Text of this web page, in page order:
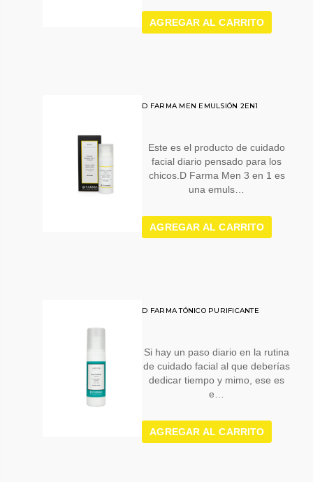
AGREGAR AL CARRITO
D FARMA MEN EMULSIÓN 2EN1
Este es el producto de cuidado
facial diario pensado para los
chicos.D Farma Men 3 en 1 es
una emuls…
AGREGAR AL CARRITO
D FARMA TÓNICO PURIFICANTE
Si hay un paso diario en la rutina
de cuidado facial al que deberías
dedicar tiempo y mimo, ese es
e…
AGREGAR AL CARRITO